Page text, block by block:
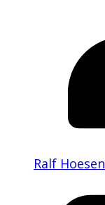
Ralf Hoesen